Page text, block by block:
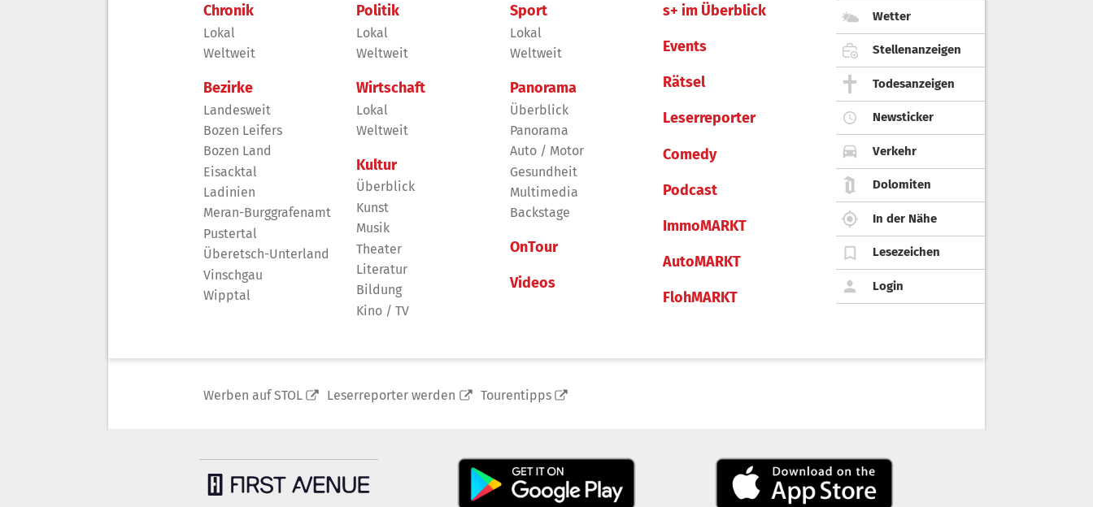
Chronik
Lokal
Weltweit
Bezirke
Landesweit
Bozen Leifers
Bozen Land
Eisacktal
Ladinien
Meran-Burggrafenamt
Pustertal
Überetsch-Unterland
Vinschgau
Wipptal
Politik
Lokal
Weltweit
Wirtschaft
Lokal
Weltweit
Kultur
Überblick
Kunst
Musik
Theater
Literatur
Bildung
Kino / TV
Sport
Lokal
Weltweit
Panorama
Überblick
Panorama
Auto / Motor
Gesundheit
Multimedia
Backstage
OnTour
Videos
s+ im Überblick
Events
Rätsel
Leserreporter
Comedy
Podcast
ImmoMARKT
AutoMARKT
FlohMARKT
Wetter
Stellenanzeigen
Todesanzeigen
Newsticker
Verkehr
Dolomiten
In der Nähe
Lesezeichen
Login
Werben auf STOL Leserreporter werden Tourentipps